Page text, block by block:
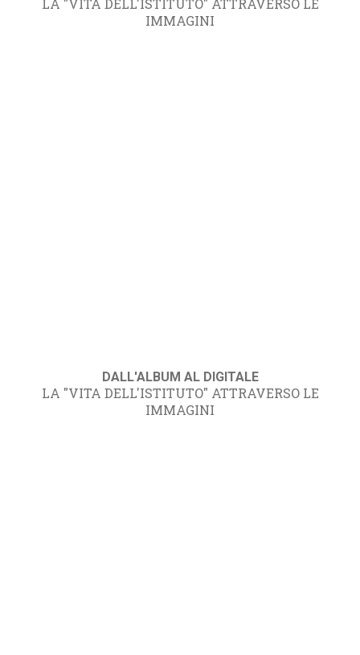
LA "VITA DELL'ISTITUTO" ATTRAVERSO LE
IMMAGINI
DALL'ALBUM AL DIGITALE
LA "VITA DELL'ISTITUTO" ATTRAVERSO LE
IMMAGINI